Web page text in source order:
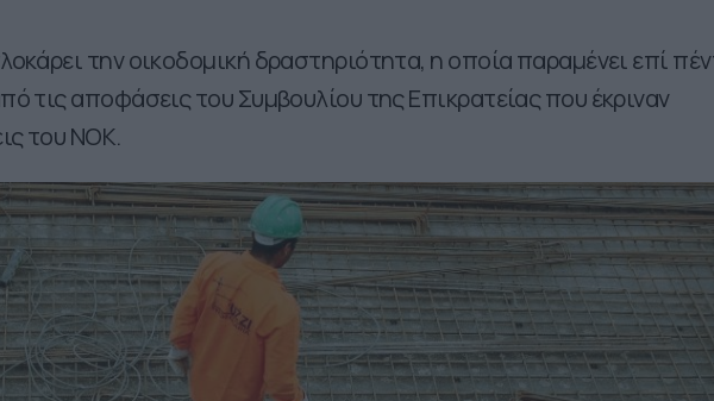
την οικοδομική δραστηριότητα, η οποία παραμένει επί
τις αποφάσεις του Συμβουλίου της Επικρατείας που έκριναν
του ΝΟΚ.